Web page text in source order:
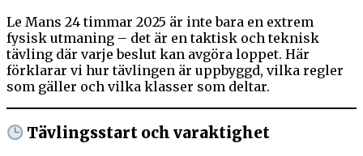
Le Mans 24 timmar 2025 är inte bara en extrem
fysisk utmaning – det är en taktisk och teknisk
tävling där varje beslut kan avgöra loppet. Här
förklarar vi hur tävlingen är uppbyggd, vilka regler
som gäller och vilka klasser som deltar.
Tävlingsstart och varaktighet